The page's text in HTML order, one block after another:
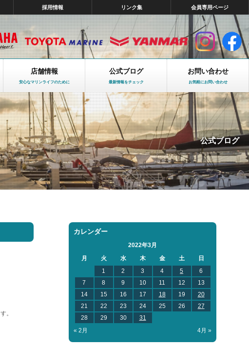
採用情報 リンク集 会員専用ページ
店舗情報
安心なマリンライフのために
公式ブログ
最新情報をチェック
お問い合わせ
お気軽にお問い合わせ
公式ブログ
。
カレンダー
2022年3月
月
火 水 木 金 土
日
1
2 3 4 5
6
7
8 9 10 11 12
13
14
15 16 17 18 19
20
21
22 23 24 25 26
27
28
29 30
31
« 2月
4月 »